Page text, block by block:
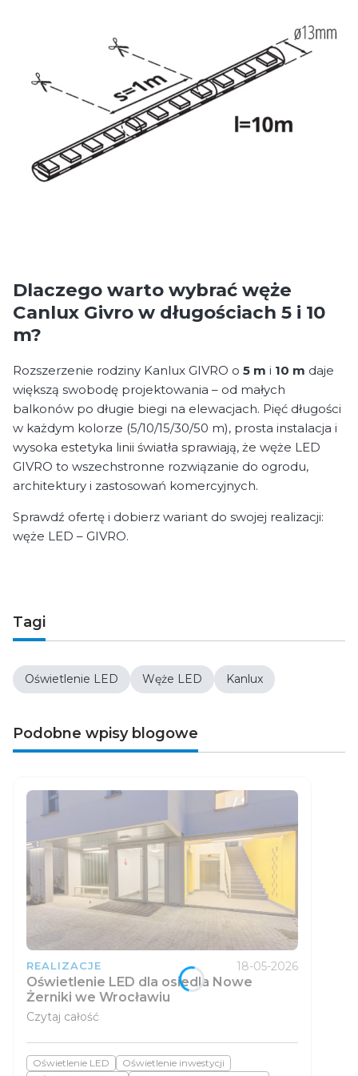
Dlaczego warto wybrać węże
Canlux Givro w długościach 5 i 10
m?
Rozszerzenie rodziny Kanlux GIVRO o 5 m i 10 m daje
większą swobodę projektowania – od małych
balkonów po długie biegi na elewacjach. Pięć długości
w każdym kolorze (5/10/15/30/50 m), prosta instalacja i
wysoka estetyka linii światła sprawiają, że węże LED
GIVRO to wszechstronne rozwiązanie do ogrodu,
architektury i zastosowań komercyjnych.
Sprawdź ofertę i dobierz wariant do swojej realizacji:
węże LED – GIVRO.
Tagi
Oświetlenie LED Węże LED Kanlux
Podobne wpisy blogowe
REALIZACJE 18-05-2026
Oświetlenie LED dla osiedla Nowe
Żerniki we Wrocławiu
Czytaj całość
Oświetlenie LED
Oświetlenie inwestycji